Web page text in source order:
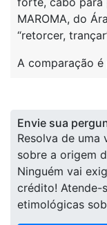
MAROMA, do
“retorcer,
A comparação é
Envie sua
Resolva de uma
sobre a origem
Ninguém vai
crédito! Atende-
etimológicas